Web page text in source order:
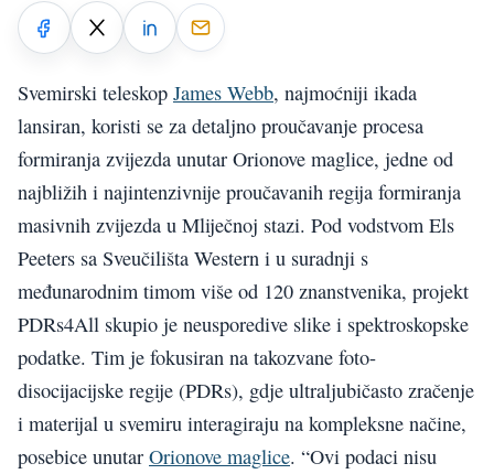
Svemirski teleskop James Webb, najmoćniji ikada
lansiran, koristi se za detaljno proučavanje procesa
formiranja zvijezda unutar Orionove maglice, jedne od
najbližih i najintenzivnije proučavanih regija formiranja
masivnih zvijezda u Mliječnoj stazi. Pod vodstvom Els
Peeters sa Sveučilišta Western i u suradnji s
međunarodnim timom više od 120 znanstvenika, projekt
PDRs4All skupio je neusporedive slike i spektroskopske
podatke. Tim je fokusiran na takozvane foto-
disocijacijske regije (PDRs), gdje ultraljubičasto zračenje
i materijal u svemiru interagiraju na kompleksne načine,
posebice unutar Orionove maglice. “Ovi podaci nisu